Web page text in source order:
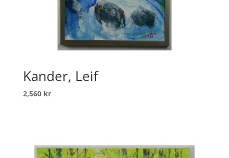
Kander, Leif
2,560 kr